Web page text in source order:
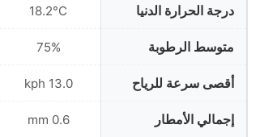
درجة الحرارة الدنيا
متوسط الرطوبة
أقصى سرعة للرياح
إجمالي الأمطار
18.2°C
75%
13.0 kph
0.6 mm